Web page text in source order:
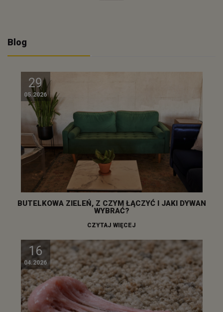
Blog
29
05.2026
BUTELKOWA ZIELEŃ, Z CZYM ŁĄCZYĆ I JAKI DYWAN
WYBRAĆ?
CZYTAJ WIĘCEJ
16
04.2026